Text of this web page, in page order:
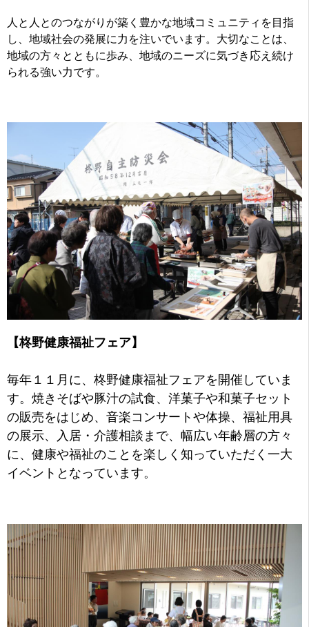
人と人とのつながりが築く豊かな地域コミュニティを目指
し、地域社会の発展に力を注いでいます。大切なことは、
地域の方々とともに歩み、地域のニーズに気づき応え続け
られる強い力です。
【柊野健康福祉フェア】
毎年１１月に、柊野健康福祉フェアを開催していま
す。焼きそばや豚汁の試食、洋菓子や和菓子セット
の販売をはじめ、音楽コンサートや体操、福祉用具
の展示、入居・介護相談まで、幅広い年齢層の方々
に、健康や福祉のことを楽しく知っていただく一大
イベントとなっています。